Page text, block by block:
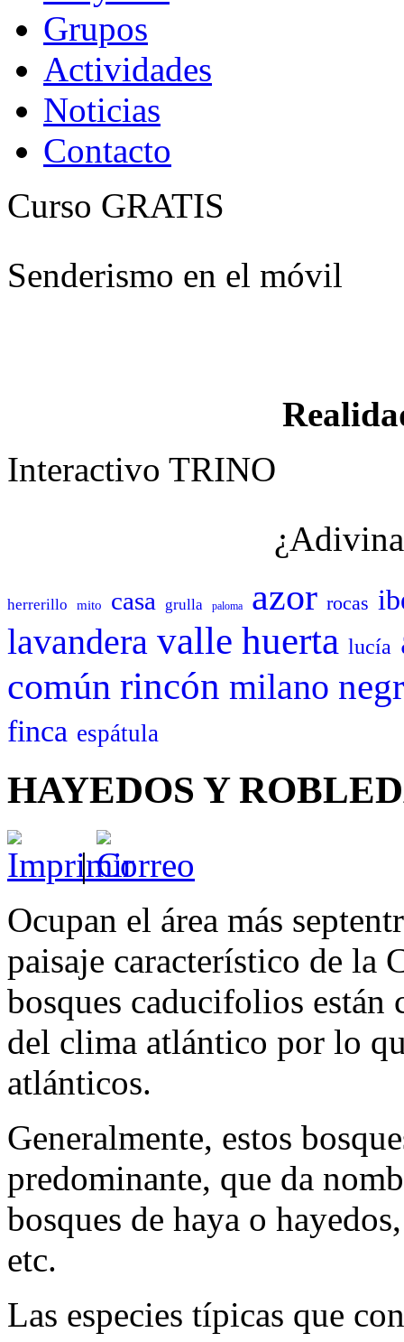
Grupos
Actividades
Noticias
Contacto
Curso GRATIS
Senderismo en el móvil
Interactivo TRINO
herrerillo mito casa grulla paloma azor rocas
lavandera valle huerta lucía
común rincón milano
finca espátula
HAYEDOS Y
|
Ocupan el área más
paisaje característico de la
bosques caducifolios
del clima atlántico por lo
atlánticos.
Generalmente, estos
predominante, que da
bosques de haya o
etc.
Las especies típicas que